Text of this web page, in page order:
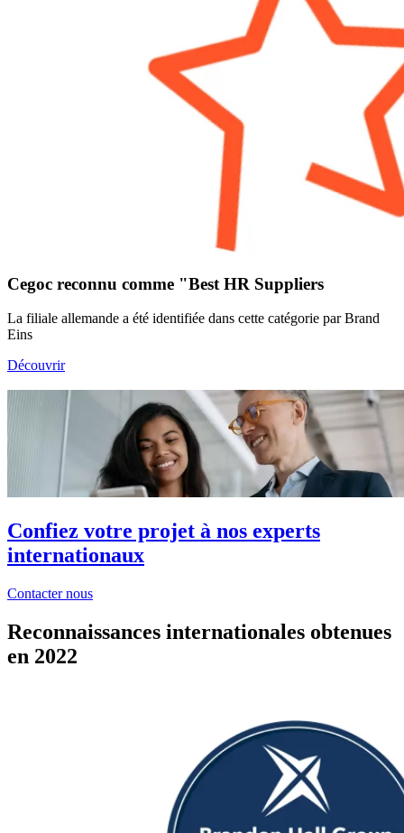
Cegoc reconnu comme "Best HR Suppliers
La filiale allemande a été identifiée dans cette catégorie par Brand
Eins
Découvrir
Confiez votre projet à nos experts
internationaux
Contacter nous
Reconnaissances internationales obtenues
en 2022